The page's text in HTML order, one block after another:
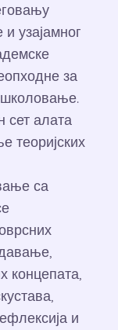
и узајамног
за
сет алата
теоријских
са
концепата,
и